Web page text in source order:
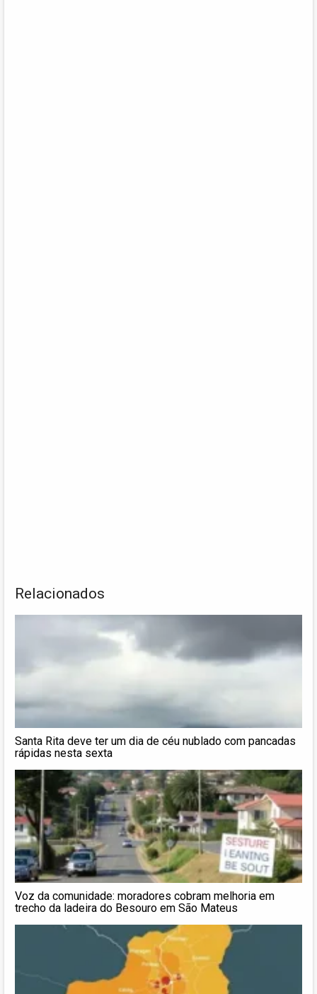
Relacionados
Santa Rita deve ter um dia de céu nublado com pancadas
rápidas nesta sexta
Voz da comunidade: moradores cobram melhoria em
trecho da ladeira do Besouro em São Mateus